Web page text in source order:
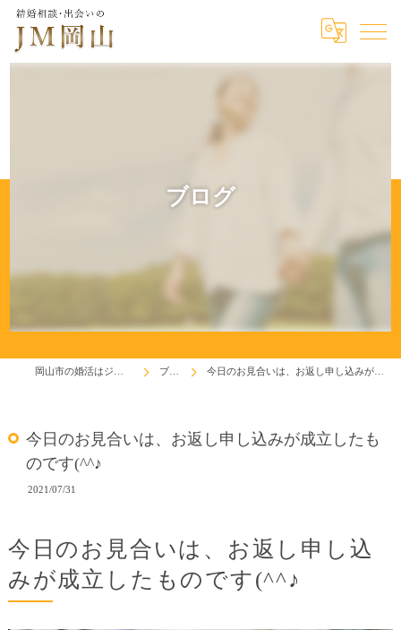
ブログ
ブログ 今日のお見合いは、お返し申し込みが成立したものです(^^♪
今日のお見合いは、お返し申し込みが成立したも
のです(^^♪
2021/07/31
今日のお見合いは、お返し申し込
みが成立したものです(^^♪